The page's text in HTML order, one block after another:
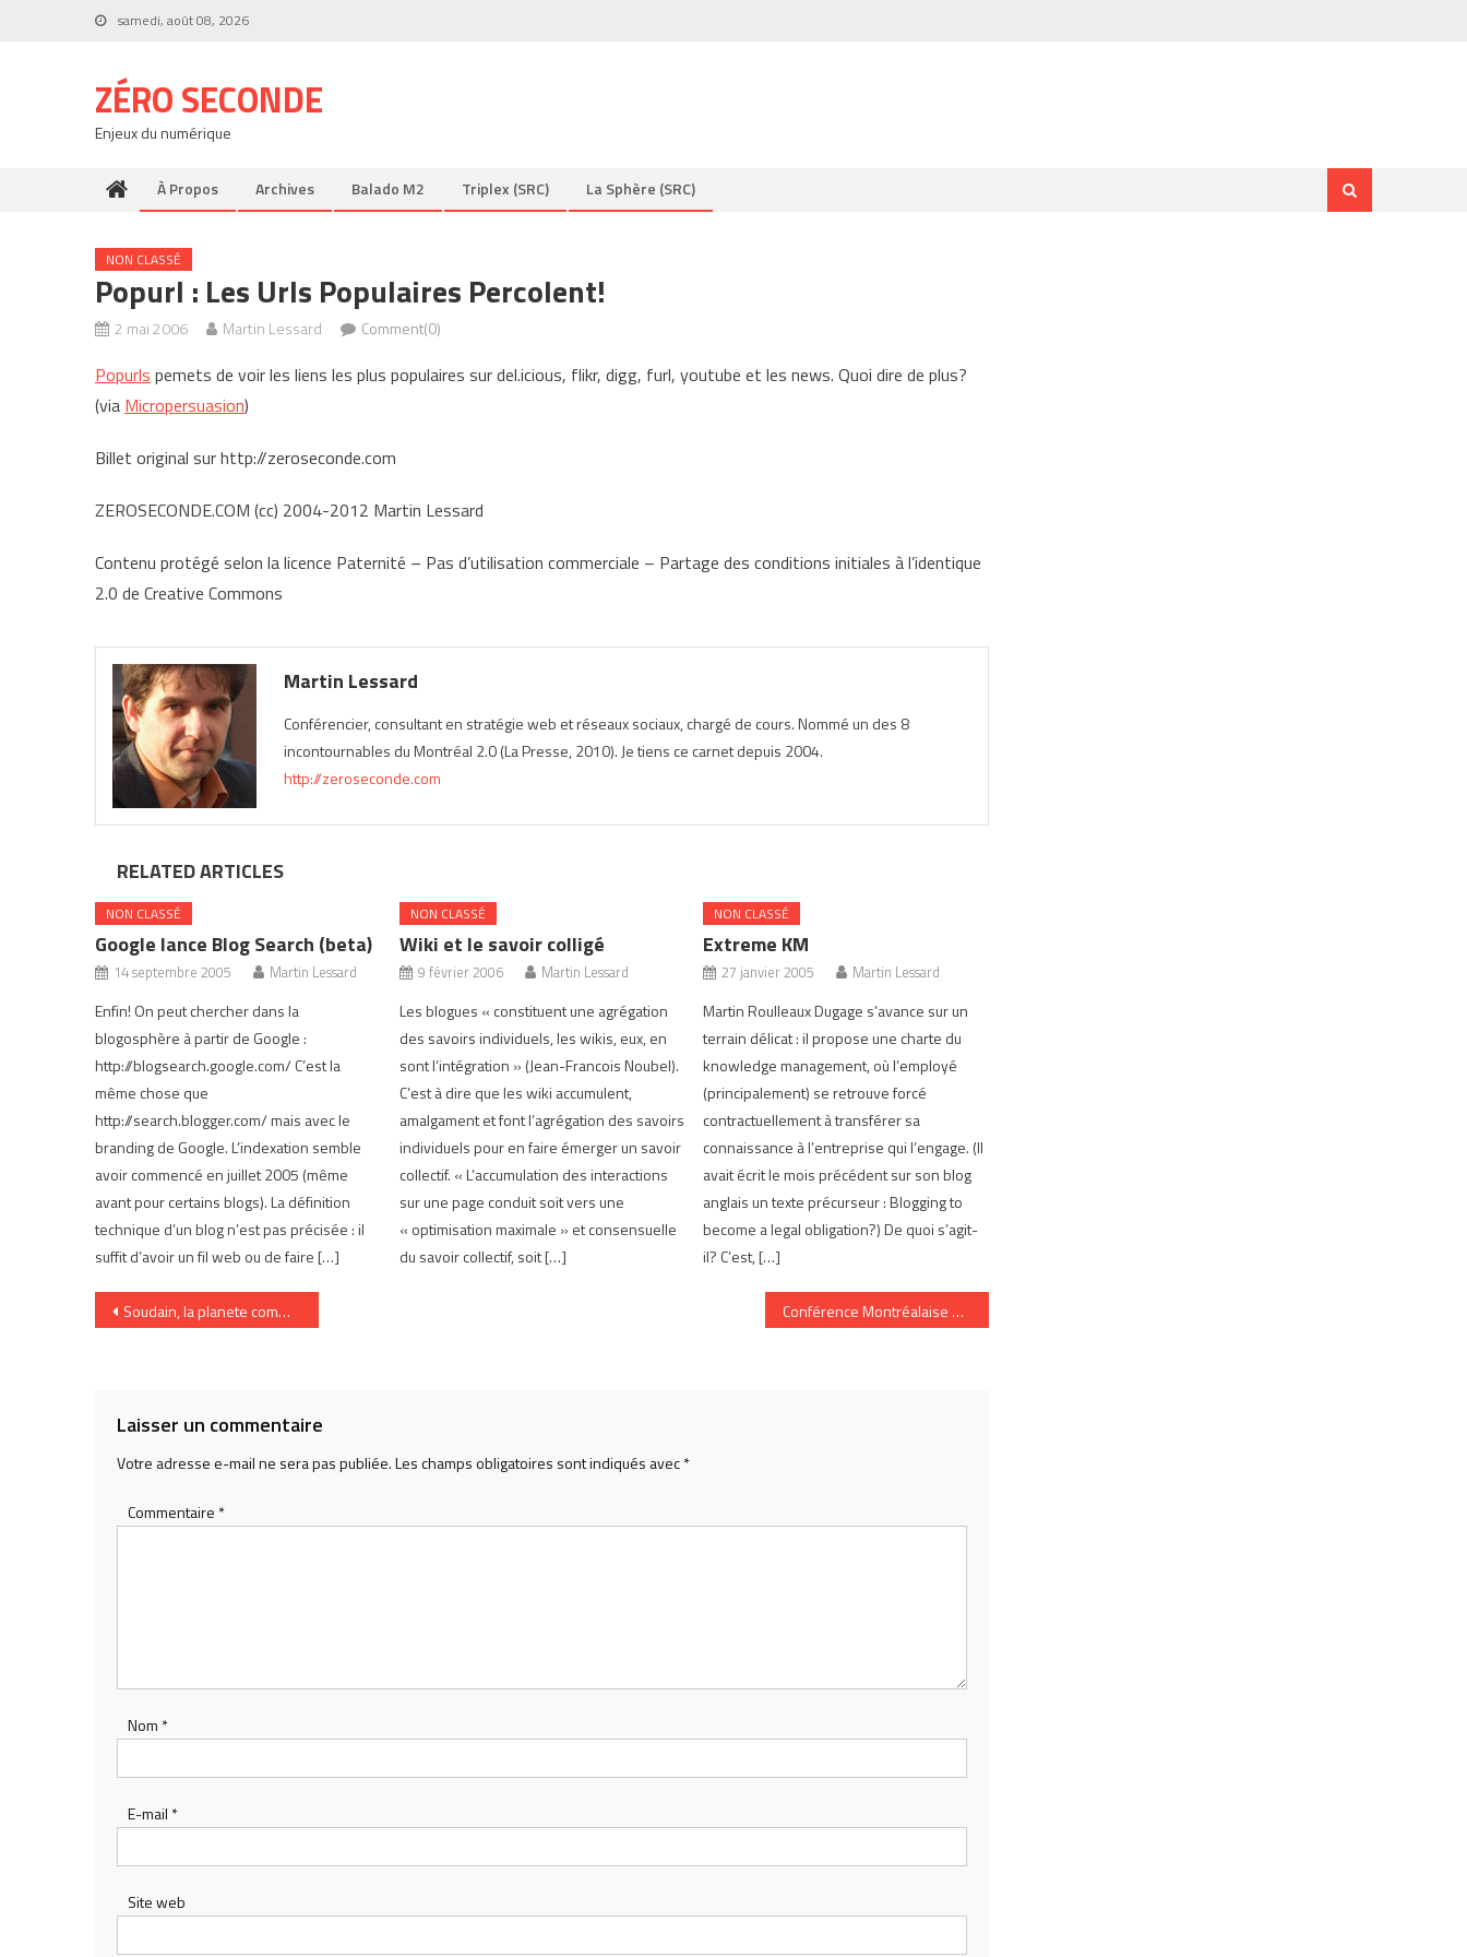
samedi, août 08, 2026
ZÉRO SECONDE
Enjeux du numérique
À Propos Archives Balado M2 Triplex (SRC) La Sphère (SRC)
NON CLASSÉ
Popurl : Les Urls Populaires Percolent!
2 mai 2006 Martin Lessard Comment(0)
Popurls pemets de voir les liens les plus populaires sur del.icious, flikr, digg, furl, youtube et les news. Quoi dire de plus?
(via Micropersuasion)
Billet original sur http://zeroseconde.com
ZEROSECONDE.COM (cc) 2004-2012 Martin Lessard
Contenu protégé selon la licence Paternité – Pas d’utilisation commerciale – Partage des conditions initiales à l’identique
2.0 de Creative Commons
Martin Lessard
Conférencier, consultant en stratégie web et réseaux sociaux, chargé de cours. Nommé un des 8
incontournables du Montréal 2.0 (La Presse, 2010). Je tiens ce carnet depuis 2004.
http://zeroseconde.com
RELATED ARTICLES
NON CLASSÉ
Google lance Blog Search (beta)
14 septembre 2005 Martin Lessard
Enfin! On peut chercher dans la
blogosphère à partir de Google :
http://blogsearch.google.com/ C’est la
même chose que
http://search.blogger.com/ mais avec le
branding de Google. L’indexation semble
avoir commencé en juillet 2005 (même
avant pour certains blogs). La définition
technique d’un blog n’est pas précisée : il
suffit d’avoir un fil web ou de faire […]
NON CLASSÉ
Wiki et le savoir colligé
9 février 2006 Martin Lessard
Les blogues « constituent une agrégation
des savoirs individuels, les wikis, eux, en
sont l’intégration » (Jean-Francois Noubel).
C’est à dire que les wiki accumulent,
amalgament et font l’agrégation des savoirs
individuels pour en faire émerger un savoir
collectif. « L’accumulation des interactions
sur une page conduit soit vers une
« optimisation maximale » et consensuelle
du savoir collectif, soit […]
NON CLASSÉ
Extreme KM
27 janvier 2005 Martin Lessard
Martin Roulleaux Dugage s’avance sur un
terrain délicat : il propose une charte du
knowledge management, où l’employé
(principalement) se retrouve forcé
contractuellement à transférer sa
connaissance à l’entreprise qui l’engage. (Il
avait écrit le mois précédent sur son blog
anglais un texte précurseur : Blogging to
become a legal obligation?) De quoi s’agit-
il? C’est, […]
Navigation
Soudain, la planete comme interface Conférence Montréalaise sur les Technologies de l’Internet
Laisser un commentaire
Votre adresse e-mail ne sera pas publiée.Les champs obligatoires sont indiqués avec*
Commentaire *
Nom *
E-mail *
Site web